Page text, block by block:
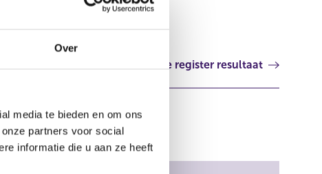
Over
media te bieden en om ons
partners voor social
informatie die u aan ze heeft
Volgende register resultaat